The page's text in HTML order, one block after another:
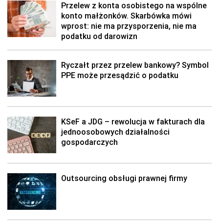
Przelew z konta osobistego na wspólne
konto małżonków. Skarbówka mówi
wprost: nie ma przysporzenia, nie ma
podatku od darowizn
Ryczałt przez przelew bankowy? Symbol
PPE może przesądzić o podatku
KSeF a JDG – rewolucja w fakturach dla
jednoosobowych działalności
gospodarczych
Outsourcing obsługi prawnej firmy